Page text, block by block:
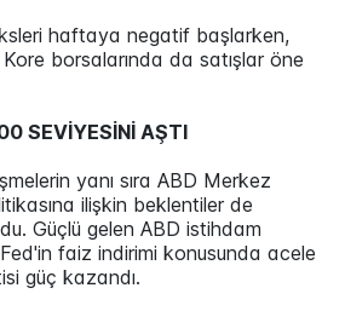
haftaya negatif başlarken,
borsalarında da satışlar öne
SEVİYESİNİ AŞTI
yanı sıra ABD Merkez
ilişkin beklentiler de
Güçlü gelen ABD istihdam
faiz indirimi konusunda acele
güç kazandı.